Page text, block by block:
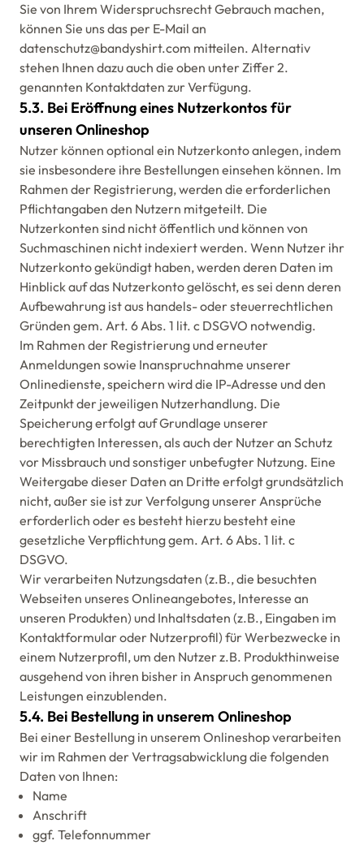
Sie von Ihrem Widerspruchsrecht Gebrauch machen,
können Sie uns das per E-Mail an
datenschutz@bandyshirt.com mitteilen. Alternativ
stehen Ihnen dazu auch die oben unter Ziffer 2.
genannten Kontaktdaten zur Verfügung.
5.3. Bei Eröffnung eines Nutzerkontos für
unseren Onlineshop
Nutzer können optional ein Nutzerkonto anlegen, indem
sie insbesondere ihre Bestellungen einsehen können. Im
Rahmen der Registrierung, werden die erforderlichen
Pflichtangaben den Nutzern mitgeteilt. Die
Nutzerkonten sind nicht öffentlich und können von
Suchmaschinen nicht indexiert werden. Wenn Nutzer ihr
Nutzerkonto gekündigt haben, werden deren Daten im
Hinblick auf das Nutzerkonto gelöscht, es sei denn deren
Aufbewahrung ist aus handels- oder steuerrechtlichen
Gründen gem. Art. 6 Abs. 1 lit. c DSGVO notwendig.
Im Rahmen der Registrierung und erneuter
Anmeldungen sowie Inanspruchnahme unserer
Onlinedienste, speichern wird die IP-Adresse und den
Zeitpunkt der jeweiligen Nutzerhandlung. Die
Speicherung erfolgt auf Grundlage unserer
berechtigten Interessen, als auch der Nutzer an Schutz
vor Missbrauch und sonstiger unbefugter Nutzung. Eine
Weitergabe dieser Daten an Dritte erfolgt grundsätzlich
nicht, außer sie ist zur Verfolgung unserer Ansprüche
erforderlich oder es besteht hierzu besteht eine
gesetzliche Verpflichtung gem. Art. 6 Abs. 1 lit. c
DSGVO.
Wir verarbeiten Nutzungsdaten (z.B., die besuchten
Webseiten unseres Onlineangebotes, Interesse an
unseren Produkten) und Inhaltsdaten (z.B., Eingaben im
Kontaktformular oder Nutzerprofil) für Werbezwecke in
einem Nutzerprofil, um den Nutzer z.B. Produkthinweise
ausgehend von ihren bisher in Anspruch genommenen
Leistungen einzublenden.
5.4. Bei Bestellung in unserem Onlineshop
Bei einer Bestellung in unserem Onlineshop verarbeiten
wir im Rahmen der Vertragsabwicklung die folgenden
Daten von Ihnen:
Name
Anschrift
ggf. Telefonnummer